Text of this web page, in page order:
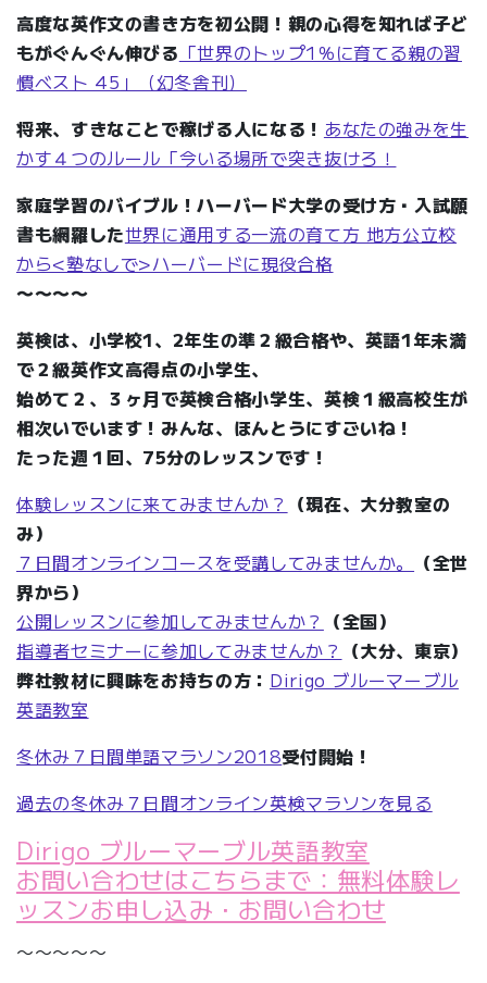
高度な英作文の書き方を初公開！親の心得を知れば子ど
もがぐんぐん伸びる 「世界のトップ1％に育てる親の習
慣ベスト 45」（幻冬舎刊）
将来、すきなことで稼げる人になる！ あなたの強みを生
かす４つのルール「今いる場所で突き抜けろ！
家庭学習のバイブル！ハーバード大学の受け方・入試願
書も網羅した世界に通用する一流の育て方 地方公立校
から<塾なしで>ハーバードに現役合格
〜〜〜〜
英検は、小学校1、2年生の準２級合格や、英語1年未満
で２級英作文高得点の小学生、
始めて２、３ヶ月で英検合格小学生、英検１級高校生が
相次いでいます！みんな、ほんとうにすごいね！
たった週１回、75分のレッスンです！
体験レッスンに来てみませんか？ （現在、大分教室の
み）
７日間オンラインコースを受講してみませんか。
（全世
界から）
公開レッスンに参加してみませんか？ （全国）
指導者セミナーに参加してみませんか？ （大分、東京）
弊社教材に興味をお持ちの方： Dirigo ブルーマーブル
英語教室
冬休み７日間単語マラソン2018受付開始！
過去の冬休み７日間オンライン英検マラソンを見る
Dirigo ブルーマーブル英語教室
お問い合わせはこちらまで：無料体験レ
ッスンお申し込み・お問い合わせ
〜〜〜〜〜